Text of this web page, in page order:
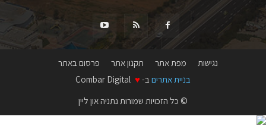
נגישות מפת אתר תקנון אתר
פרסום באתר
בניית אתרים ב- ♥
© כל הזכויות שמורות נתניה און ליין